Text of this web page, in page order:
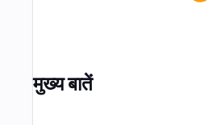
मुख्य बातें